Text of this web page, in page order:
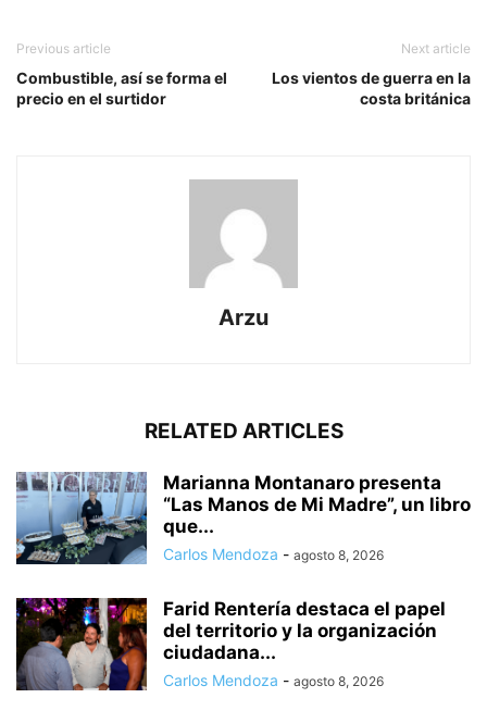
Previous article
Combustible, así se forma el
precio en el surtidor
Next article
Los vientos de guerra en la
costa británica
Arzu
RELATED ARTICLES
Marianna Montanaro presenta
“Las Manos de Mi Madre”, un libro
que...
Carlos Mendoza - agosto 8, 2026
Farid Rentería destaca el papel
del territorio y la organización
ciudadana...
Carlos Mendoza - agosto 8, 2026